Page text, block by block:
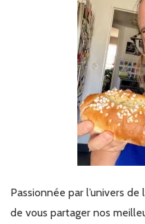
Passionnée par l’univers de
de vous partager nos